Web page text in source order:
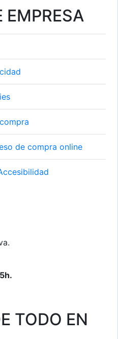
EMPRESA
de compra online
TODO EN